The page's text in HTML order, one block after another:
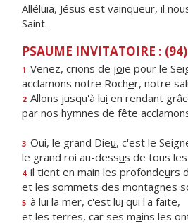
Alléluia, Jésus est vainqueur, il
Saint.
PSAUME INVITATOIRE : (94)
1 Venez, crions de joie pour le
acclamons notre Rocher, notre
2 Allons jusqu'à lui en rendant
par nos hymnes de fête
3 Oui, le grand Dieu, c'est le
le grand roi au-dessus de tous
4 il tient en main les profondeurs
et les sommets des montagnes
5 à lui la mer, c'est lui qui l'a faite,
et les terres, car ses mains les